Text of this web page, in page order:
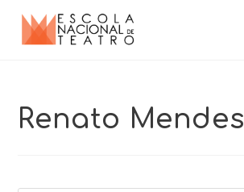
Renato Mendes